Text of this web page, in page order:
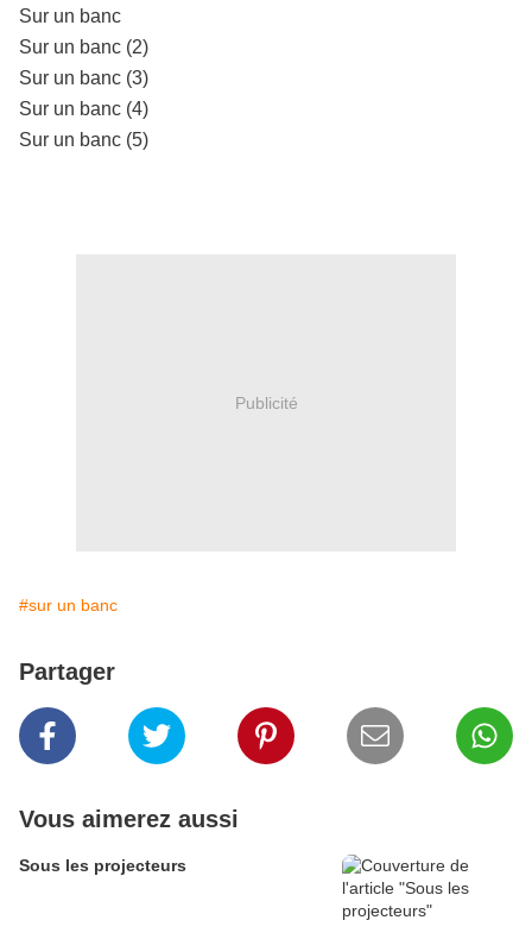
Sur un banc
Sur un banc (2)
Sur un banc (3)
Sur un banc (4)
Sur un banc (5)
Publicité
#sur un banc
Partager
Vous aimerez aussi
Sous les projecteurs